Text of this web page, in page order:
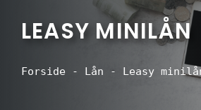
LEASY MINILÅN
Forside - Lån - Leasy